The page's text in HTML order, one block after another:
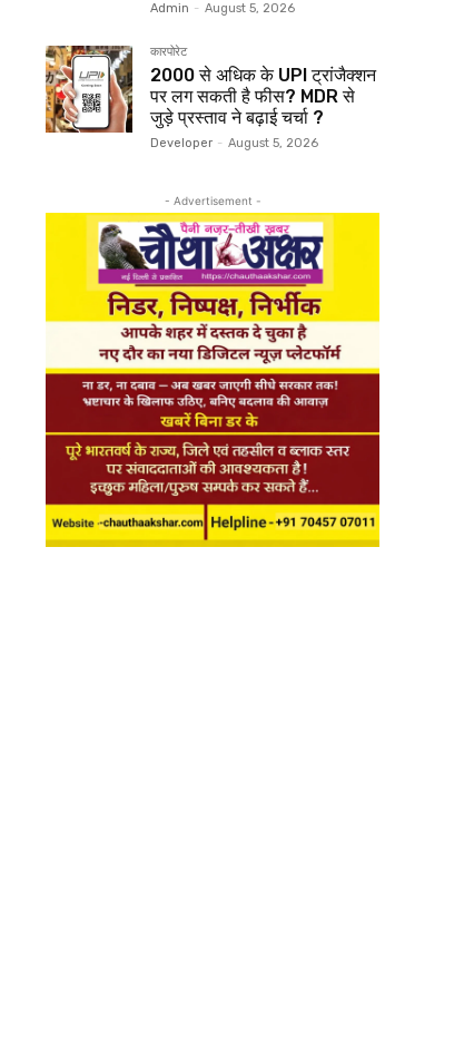
Admin - August 5, 2026
कारपोरेट
₹2000 से अधिक के UPI ट्रांजैक्शन
पर लग सकती है फीस? MDR से
जुड़े प्रस्ताव ने बढ़ाई चर्चा ?
Developer - August 5, 2026
- Advertisement -